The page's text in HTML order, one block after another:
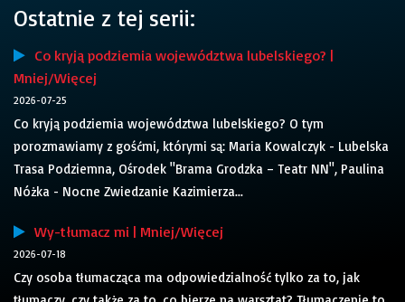
Ostatnie z tej serii:
Co kryją podziemia województwa lubelskiego? |
Mniej/Więcej
2026-07-25
Co kryją podziemia województwa lubelskiego? O tym
porozmawiamy z gośćmi, którymi są: Maria Kowalczyk - Lubelska
Trasa Podziemna, Ośrodek "Brama Grodzka – Teatr NN", Paulina
Nóżka - Nocne Zwiedzanie Kazimierza...
Wy-tłumacz mi | Mniej/Więcej
2026-07-18
Czy osoba tłumacząca ma odpowiedzialność tylko za to, jak